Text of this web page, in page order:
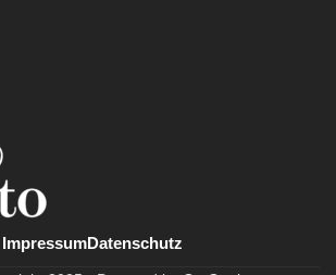
ImpressumDatenschutz